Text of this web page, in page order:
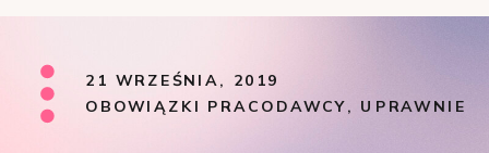
OBOWIĄZKI PRACODAWCY,
21 WRZEŚNIA, 2019